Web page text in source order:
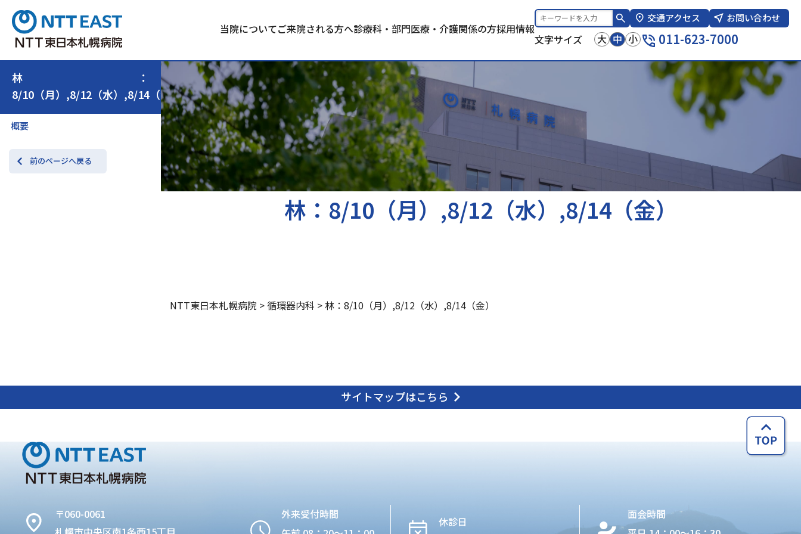
当院についてご来院される方へ診療科・部門医療・介護関係の方採用情報
交通アクセス お問い合わせ
文字サイズ 大 中 小 011-623-7000
林：
8/10（月）,8/12（水）,8/14（金）
概要
前のページへ戻る
林：8/10（月）,8/12（水）,8/14（金）
NTT東日本札幌病院 >循環器内科 >林：8/10（月）,8/12（水）,8/14（金）
サイトマップはこちら
〒060-0061
外来受付時間
休診日
面会時間